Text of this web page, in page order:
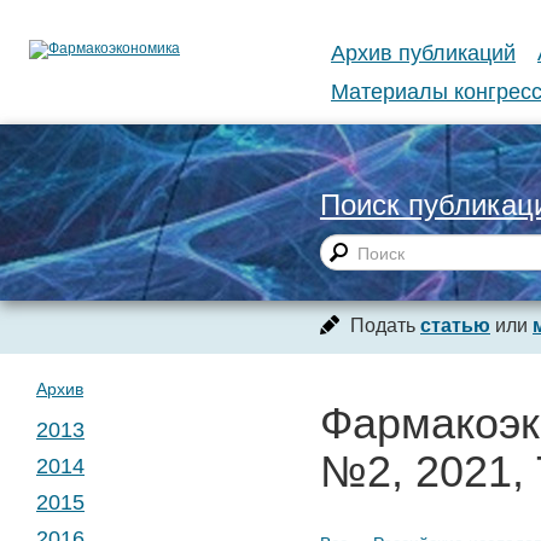
Архив публикаций
Материалы
Поиск
Подать статью или
№2, 2021,
Архив
2013
№ 1. Т. 1
2014
№ 1. Т. 2
2015